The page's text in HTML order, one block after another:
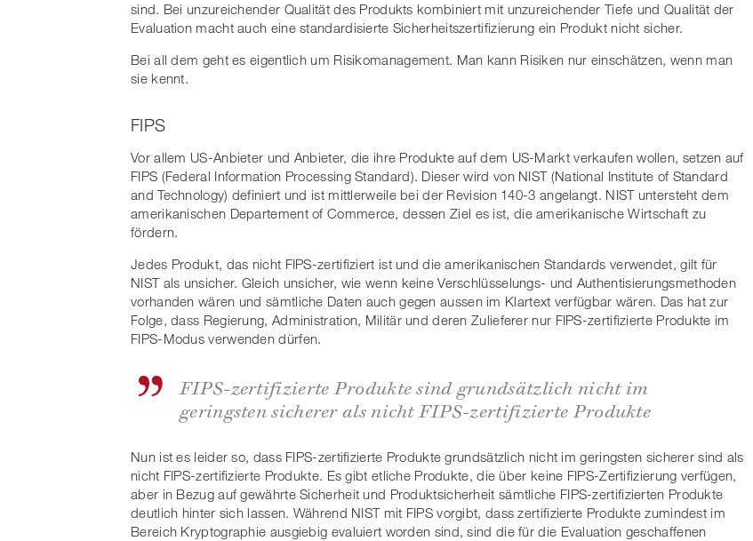
sind. Bei unzureichender Qualität des Produkts kombiniert mit unzureichender Tiefe und Qualität der
Evaluation macht auch eine standardisierte Sicherheitszertifizierung ein Produkt nicht sicher.
Bei all dem geht es eigentlich um Risikomanagement. Man kann Risiken nur einschätzen, wenn man
sie kennt.
FIPS
Vor allem US-Anbieter und Anbieter, die ihre Produkte auf dem US-Markt verkaufen wollen, setzen auf
FIPS (Federal Information Processing Standard). Dieser wird von NIST (National Institute of Standard
and Technology) definiert und ist mittlerweile bei der Revision 140-3 angelangt. NIST untersteht dem
amerikanischen Departement of Commerce, dessen Ziel es ist, die amerikanische Wirtschaft zu
fördern.
Jedes Produkt, das nicht FIPS-zertifiziert ist und die amerikanischen Standards verwendet, gilt für
NIST als unsicher. Gleich unsicher, wie wenn keine Verschlüsselungs- und Authentisierungsmethoden
vorhanden wären und sämtliche Daten auch gegen aussen im Klartext verfügbar wären. Das hat zur
Folge, dass Regierung, Administration, Militär und deren Zulieferer nur FIPS-zertifizierte Produkte im
FIPS-Modus verwenden dürfen.
FIPS-zertifizierte Produkte sind grundsätzlich nicht im
geringsten sicherer als nicht FIPS-zertifizierte Produkte
Nun ist es leider so, dass FIPS-zertifizierte Produkte grundsätzlich nicht im geringsten sicherer sind als
nicht FIPS-zertifizierte Produkte. Es gibt etliche Produkte, die über keine FIPS-Zertifizierung verfügen,
aber in Bezug auf gewährte Sicherheit und Produktsicherheit sämtliche FIPS-zertifizierten Produkte
deutlich hinter sich lassen. Während NIST mit FIPS vorgibt, dass zertifizierte Produkte zumindest im
Bereich Kryptographie ausgiebig evaluiert worden sind, sind die für die Evaluation geschaffenen